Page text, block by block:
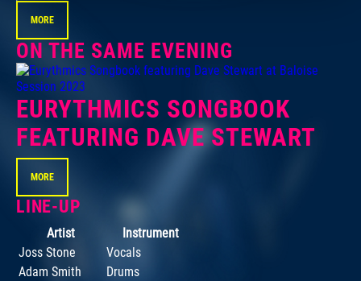
MORE
ON THE SAME EVENING
EURYTHMICS SONGBOOK
FEATURING DAVE STEWART
MORE
LINE-UP
Artist
Instrument
Joss Stone
Vocals
Adam Smith
Drums